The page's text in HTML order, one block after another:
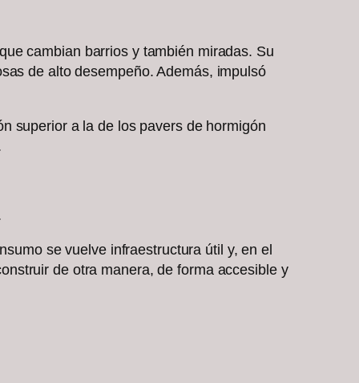
cambian barrios y también miradas. Su
de alto desempeño. Además, impulsó
superior a la de los pavers de hormigón
se vuelve infraestructura útil y, en el
de otra manera, de forma accesible y